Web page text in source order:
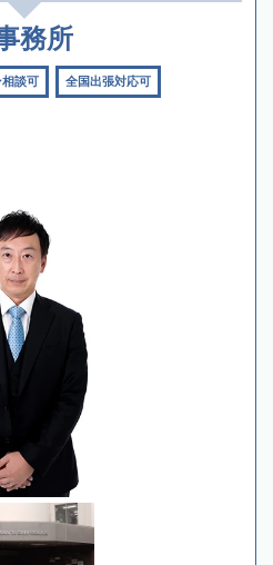
務所
相談可 全国出張対応可